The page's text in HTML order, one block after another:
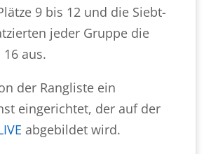
9 bis 12 und die Siebt-
jeder Gruppe die
16 aus.
der Rangliste ein
eingerichtet, der auf der
abgebildet wird.